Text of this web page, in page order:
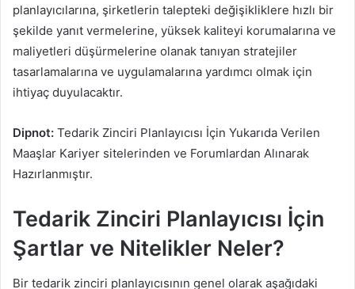
planlayıcılarına, şirketlerin talepteki değişikliklere hızlı bir
şekilde yanıt vermelerine, yüksek kaliteyi korumalarına ve
maliyetleri düşürmelerine olanak tanıyan stratejiler
tasarlamalarına ve uygulamalarına yardımcı olmak için
ihtiyaç duyulacaktır.
Dipnot: Tedarik Zinciri Planlayıcısı İçin Yukarıda Verilen
Maaşlar Kariyer sitelerinden ve Forumlardan Alınarak
Hazırlanmıştır.
Tedarik Zinciri Planlayıcısı İçin
Şartlar ve Nitelikler Neler?
Bir tedarik zinciri planlayıcısının genel olarak aşağıdaki